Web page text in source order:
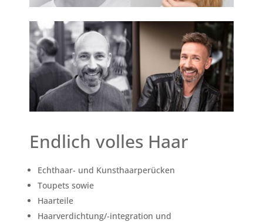
Endlich volles Haar
Echthaar- und Kunsthaarperücken
Toupets sowie
Haarteile
Haarverdichtung/-integration und